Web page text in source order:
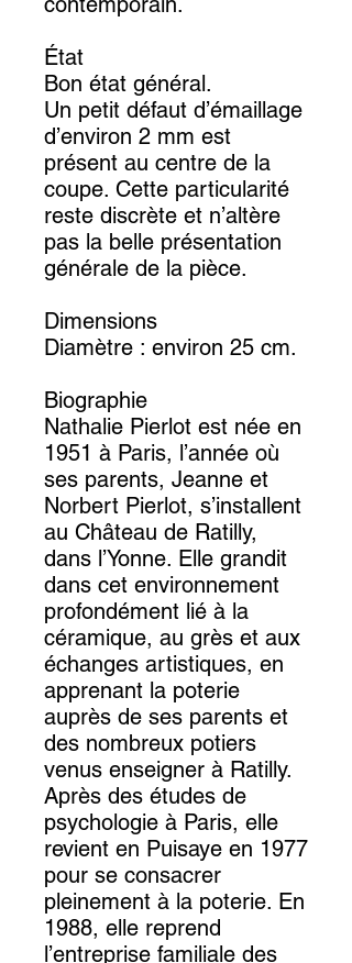
État
Bon état général.
Un petit défaut d’émaillage
d’environ 2 mm est
présent au centre de la
coupe. Cette particularité
reste discrète et n’altère
pas la belle présentation
générale de la pièce.
Dimensions
Diamètre : environ 25 cm.
Biographie
Nathalie Pierlot est née en
1951 à Paris, l’année où
ses parents, Jeanne et
Norbert Pierlot, s’installent
au Château de Ratilly,
dans l’Yonne. Elle grandit
dans cet environnement
profondément lié à la
céramique, au grès et aux
échanges artistiques, en
apprenant la poterie
auprès de ses parents et
des nombreux potiers
venus enseigner à Ratilly.
Après des études de
psychologie à Paris, elle
revient en Puisaye en 1977
pour se consacrer
pleinement à la poterie. En
1988, elle reprend
l’entreprise familiale des